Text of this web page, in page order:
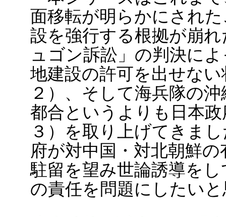
面移転が明らかにされ
設を強行する根拠が崩
ュゴン訴訟」の判決に
地建設の許可を出せな
２）、そして海兵隊の
都合というよりも日本
３）を取り上げてきま
府が対中国・対北朝鮮
駐留を望み世論誘導を
の責任を問題にしたい